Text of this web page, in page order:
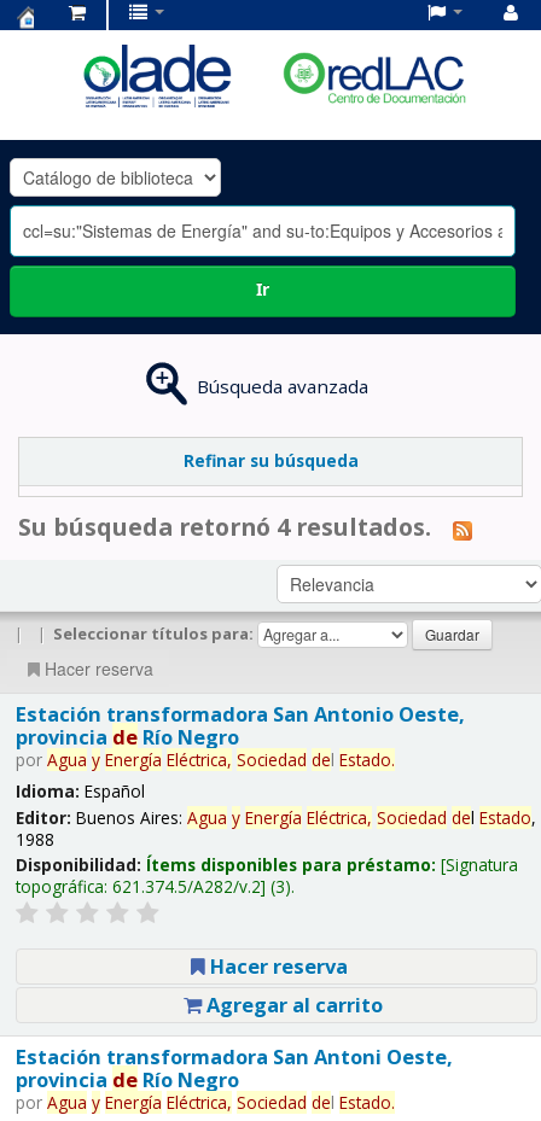
OLADE
-
Ir
Búsqueda avanzada
Refinar su búsqueda
Su búsqueda retornó 4 resultados.
| | Seleccionar títulos para:
Hacer reserva
Estación transformadora San Antonio Oeste,
provincia deRío Negro
por Agua y Energía Eléctrica, Sociedad del Estado.
Idioma: Español
Editor: Buenos Aires: Agua y Energía Eléctrica, Sociedad del Estado,
1988
Disponibilidad: Ítems disponibles para préstamo: Signatura
topográfica: 621.374.5/A282/v.2 (3).
Hacer reserva
Agregar al carrito
Estación transformadora San Antoni Oeste,
provincia deRío Negro
por Agua y Energía Eléctrica, Sociedad del Estado.